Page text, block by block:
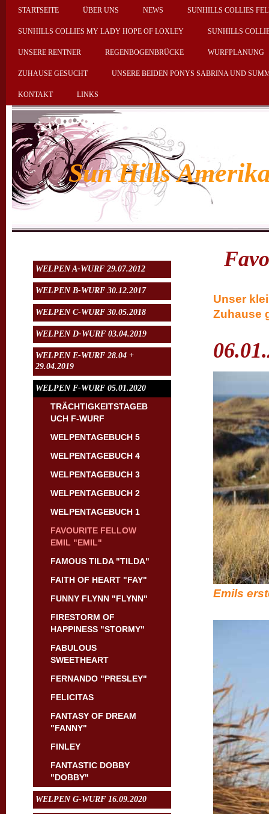
STARTSEITE ÜBER UNS NEWS SUNHILLS COLLIES
SUNHILLS COLLIES MY LADY HOPE OF LOXLEY SUNHILLS
UNSERE RENTNER REGENBOGENBRÜCKE WURFPLANUNG
ZUHAUSE GESUCHT UNSERE BEIDEN PONYS SABRINA UND
KONTAKT LINKS
Sun Hills
WELPEN A-WURF 29.07.2012
WELPEN B-WURF 30.12.2017
WELPEN C-WURF 30.05.2018
WELPEN D-WURF 03.04.2019
WELPEN E-WURF 28.04 +
29.04.2019
WELPEN F-WURF 05.01.2020
TRÄCHTIGKEITSTAGEB
UCH F-WURF
WELPENTAGEBUCH 5
WELPENTAGEBUCH 4
WELPENTAGEBUCH 3
WELPENTAGEBUCH 2
WELPENTAGEBUCH 1
FAVOURITE FELLOW
EMIL "EMIL"
FAMOUS TILDA "TILDA"
FAITH OF HEART "FAY"
FUNNY FLYNN "FLYNN"
FIRESTORM OF
HAPPINESS "STORMY"
FABULOUS
SWEETHEART
FERNANDO "PRESLEY"
FELICITAS
FANTASY OF DREAM
"FANNY"
FINLEY
FANTASTIC DOBBY
"DOBBY"
WELPEN G-WURF 16.09.2020
Unser
Zuhause
Emils